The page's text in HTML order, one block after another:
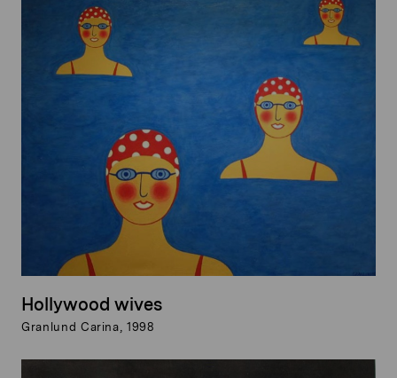
Hollywood wives
Granlund Carina, 1998